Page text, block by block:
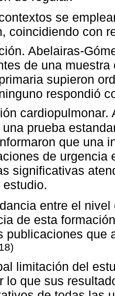
se
coincidiendo con
Abelairas-
de una
supieron
respondió
prueba
que una
de urgencia
significativas
entre el
de esta
publicaciones que
limitación del
lo que sus